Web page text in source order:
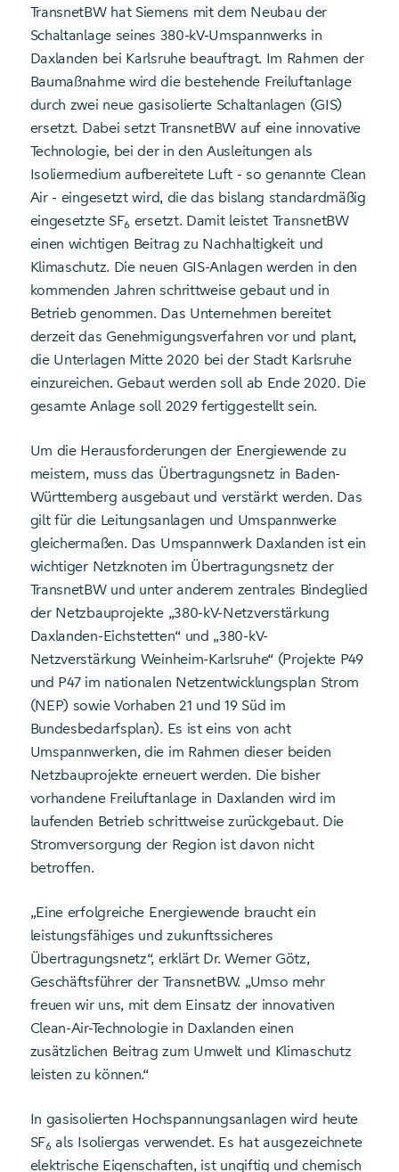
TransnetBW hat Siemens mit dem Neubau der
Schaltanlage seines 380-kV-Umspannwerks in
Daxlanden bei Karlsruhe beauftragt. Im Rahmen der
Baumaßnahme wird die bestehende Freiluftanlage
durch zwei neue gasisolierte Schaltanlagen (GIS)
ersetzt. Dabei setzt TransnetBW auf eine innovative
Technologie, bei der in den Ausleitungen als
Isoliermedium aufbereitete Luft - so genannte Clean
Air - eingesetzt wird, die das bislang standardmäßig
eingesetzte SF6 ersetzt. Damit leistet TransnetBW
einen wichtigen Beitrag zu Nachhaltigkeit und
Klimaschutz. Die neuen GIS-Anlagen werden in den
kommenden Jahren schrittweise gebaut und in
Betrieb genommen. Das Unternehmen bereitet
derzeit das Genehmigungsverfahren vor und plant,
die Unterlagen Mitte 2020 bei der Stadt Karlsruhe
einzureichen. Gebaut werden soll ab Ende 2020. Die
gesamte Anlage soll 2029 fertiggestellt sein.
Um die Herausforderungen der Energiewende zu
meistern, muss das Übertragungsnetz in Baden-
Württemberg ausgebaut und verstärkt werden. Das
gilt für die Leitungsanlagen und Umspannwerke
gleichermaßen. Das Umspannwerk Daxlanden ist ein
wichtiger Netzknoten im Übertragungsnetz der
TransnetBW und unter anderem zentrales Bindeglied
der Netzbauprojekte „380-kV-Netzverstärkung
Daxlanden-Eichstetten“ und „380-kV-
Netzverstärkung Weinheim-Karlsruhe“ (Projekte P49
und P47 im nationalen Netzentwicklungsplan Strom
(NEP) sowie Vorhaben 21 und 19 Süd im
Bundesbedarfsplan). Es ist eins von acht
Umspannwerken, die im Rahmen dieser beiden
Netzbauprojekte erneuert werden. Die bisher
vorhandene Freiluftanlage in Daxlanden wird im
laufenden Betrieb schrittweise zurückgebaut. Die
Stromversorgung der Region ist davon nicht
betroffen.
„Eine erfolgreiche Energiewende braucht ein
leistungsfähiges und zukunftssicheres
Übertragungsnetz“, erklärt Dr. Werner Götz,
Geschäftsführer der TransnetBW. „Umso mehr
freuen wir uns, mit dem Einsatz der innovativen
Clean-Air-Technologie in Daxlanden einen
zusätzlichen Beitrag zum Umwelt und Klimaschutz
leisten zu können.“
In gasisolierten Hochspannungsanlagen wird heute
SF6 als Isoliergas verwendet. Es hat ausgezeichnete
elektrische Eigenschaften, ist ungiftig und chemisch